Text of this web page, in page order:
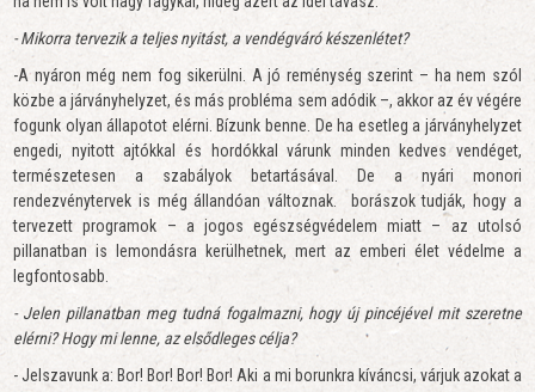
- Mikorra tervezik a teljes nyitást, a vendégváró készenlétet?
-A nyáron még nem fog sikerülni. A jó reménység szerint – ha nem szól
közbe a járványhelyzet, és más probléma sem adódik –, akkor az év végére
fogunk olyan állapotot elérni. Bízunk benne. De ha esetleg a járványhelyzet
engedi, nyitott ajtókkal és hordókkal várunk minden kedves vendéget,
természetesen a szabályok betartásával. De a nyári monori
rendezvénytervek is még állandóan változnak. borászok tudják, hogy a
tervezett programok – a jogos egészségvédelem miatt – az utolsó
pillanatban is lemondásra kerülhetnek, mert az emberi élet védelme a
legfontosabb.
- Jelen pillanatban meg tudná fogalmazni, hogy új pincéjével mit szeretne
elérni? Hogy mi lenne, az elsődleges célja?
- Jelszavunk a: Bor! Bor! Bor! Bor! Aki a mi borunkra kíváncsi, várjuk azokat a